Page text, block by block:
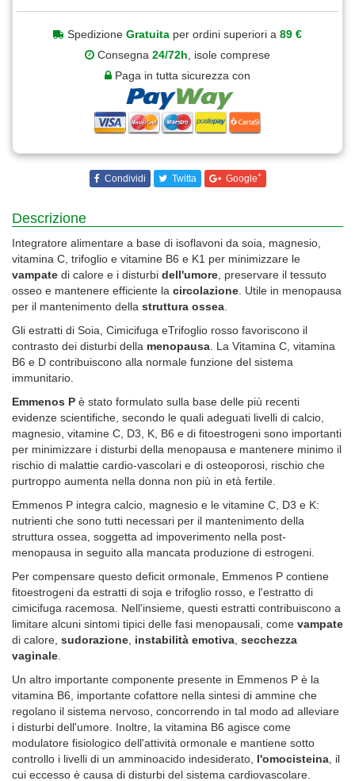
Spedizione Gratuita per ordini superiori a 89 €
Consegna 24/72h , isole comprese
Paga in tutta sicurezza con
Condividi Twitta Google+
Descrizione
Integratore alimentare a base di isoflavoni da soia, magnesio,
vitamina C, trifoglio e vitamine B6 e K1 per minimizzare le
vampate di calore e i disturbi dell'umore , preservare il tessuto
osseo e mantenere efficiente la circolazione . Utile in menopausa
per il mantenimento della struttura ossea
Gli estratti di Soia, Cimicifuga eTrifoglio rosso favoriscono il
contrasto dei disturbi della menopausa . La Vitamina C, vitamina
B6 e D contribuiscono alla normale funzione del sistema
immunitario.
Emmenos P è stato formulato sulla base delle più recenti
evidenze scientifiche, secondo le quali adeguati livelli di calcio,
magnesio, vitamine C, D3, K, B6 e di fitoestrogeni sono importanti
per minimizzare i disturbi della menopausa e mantenere minimo il
rischio di malattie cardio-vascolari e di osteoporosi, rischio che
purtroppo aumenta nella donna non più in età fertile.
Emmenos P integra calcio, magnesio e le vitamine C, D3 e K:
nutrienti che sono tutti necessari per il mantenimento della
struttura ossea, soggetta ad impoverimento nella post-
menopausa in seguito alla mancata produzione di estrogeni.
Per compensare questo deficit ormonale, Emmenos P contiene
fitoestrogeni da estratti di soja e trifoglio rosso, e l'estratto di
cimicifuga racemosa. Nell'insieme, questi estratti contribuiscono a
limitare alcuni sintomi tipici delle fasi menopausali, come vampate
di calore, sudorazione instabilità emotiva secchezza
vaginale
Un altro importante componente presente in Emmenos P è la
vitamina B6, importante cofattore nella sintesi di ammine che
regolano il sistema nervoso, concorrendo in tal modo ad alleviare
i disturbi dell'umore. Inoltre, la vitamina B6 agisce come
modulatore fisiologico dell'attività ormonale e mantiene sotto
controllo i livelli di un amminoacido indesiderato, l'omocisteina , il
cui eccesso è causa di disturbi del sistema cardiovascolare.